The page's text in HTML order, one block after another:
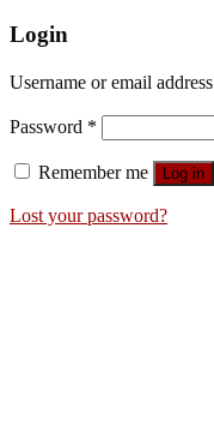
Login
Username or email address
Password *
Remember me Log in
Lost your password?